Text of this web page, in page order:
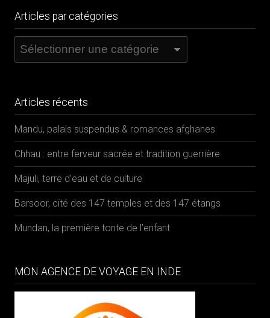
Articles par catégories
Articles
par
Articles récents
Mandu, palais suspendus & romances afghanes
Chhau : entre ferveur sacrée et tradition guerrière
Majuli, terre d’eau et de culture
Barsoor, cité des 147 temples et des 147 étangs
Mundan, la première tonte de l’enfant
MON AGENCE DE VOYAGE EN INDE